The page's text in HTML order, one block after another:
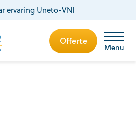
ervaring Uneto-VNI
Offerte
Menu